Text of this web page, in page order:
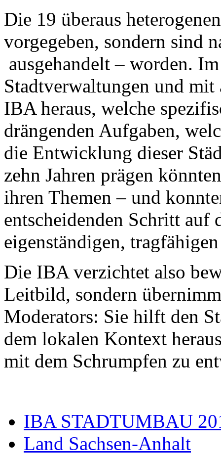
Die 19 überaus
vorgegeben, sondern sind
ausgehandelt – worden.
Stadtverwaltungen und mit
IBA heraus, welche
drängenden Aufgaben,
die Entwicklung dieser
zehn Jahren prägen
ihren Themen – und
entscheidenden Schritt auf
eigenständigen,
Die IBA verzichtet also
Leitbild, sondern
Moderators: Sie hilft den
dem lokalen Kontext
mit dem Schrumpfen zu
IBA STADTUMBAU
Land Sachsen-Anhalt